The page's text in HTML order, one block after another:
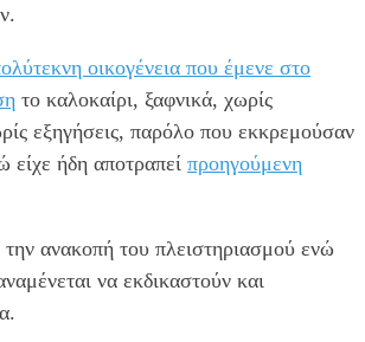
οικογένεια που έμενε στο
το καλοκαίρι, ξαφνικά, χωρίς
εξηγήσεις, παρόλο που εκκρεμούσαν
είχε ήδη αποτραπεί προηγούμενη
την ανακοπή του πλειστηριασμού ενώ
να εκδικαστούν και